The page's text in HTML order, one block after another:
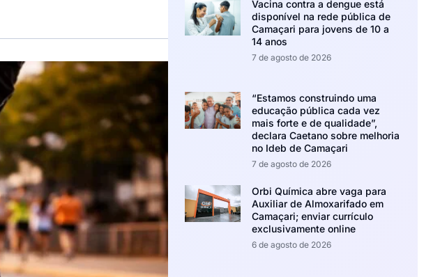
Vacina contra a dengue está
disponível na rede pública de
Camaçari para jovens de 10 a
14 anos
7 de agosto de 2026
“Estamos construindo uma
educação pública cada vez
mais forte e de qualidade”,
declara Caetano sobre melhoria
no Ideb de Camaçari
7 de agosto de 2026
Orbi Química abre vaga para
Auxiliar de Almoxarifado em
Camaçari; enviar currículo
exclusivamente online
6 de agosto de 2026